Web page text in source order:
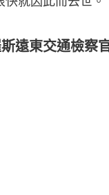
遠東交通檢察